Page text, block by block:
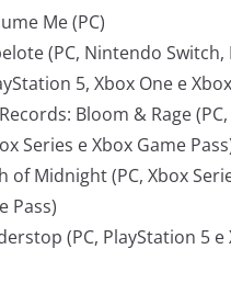
Me (PC)
(PC, Nintendo Switch,
5, Xbox One e
Bloom & Rage
Series e Xbox Game
of Midnight (PC, Xbox
Pass)
(PC, PlayStation 5 e